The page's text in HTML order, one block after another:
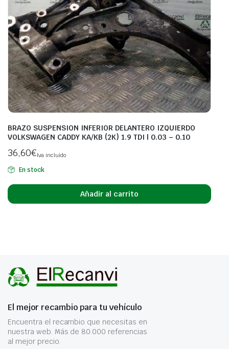
BRAZO SUSPENSION INFERIOR DELANTERO IZQUIERDO
VOLKSWAGEN CADDY KA/KB (2K) 1.9 TDI | 0.03 – 0.10
36,60€Iva incluido
En stock
Añadir al carrito
El mejor recambio para tu vehículo
Encuentra el recambio que necesitas en
nuestra web. Más de 80.000 referencias
al mejor precio.